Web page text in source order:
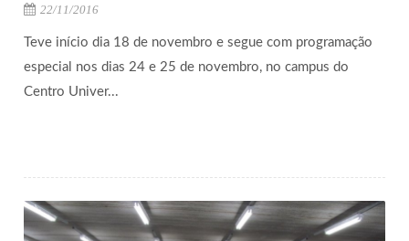
22/11/2016
Teve início dia 18 de novembro e segue com programação
especial nos dias 24 e 25 de novembro, no campus do
Centro Univer...